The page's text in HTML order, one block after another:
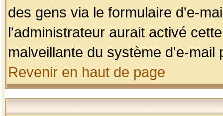
des gens via le formulaire d'e-
l'administrateur aurait activé
malveillante du système d'e-
Revenir en haut de page